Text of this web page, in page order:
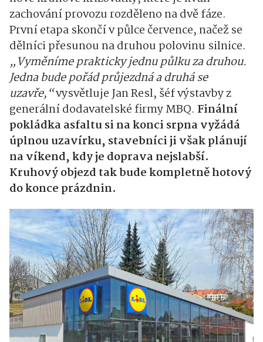
zachování provozu rozděleno na dvě fáze.
První etapa skončí v půlce července, načež se
dělníci přesunou na druhou polovinu silnice.
„Vyměníme prakticky jednu půlku za druhou.
Jedna bude pořád průjezdná a druhá se
uzavře,“vysvětluje Jan Resl, šéf výstavby z
generální dodavatelské firmy MBQ. Finální
pokládka asfaltu si na konci srpna vyžádá
úplnou uzavírku, stavebníci ji však plánují
na víkend, kdy je doprava nejslabší.
Kruhový objezd tak bude kompletně hotový
do konce prázdnin.